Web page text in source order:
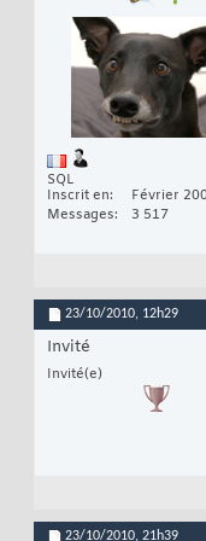
SQL
Inscrit en
Février
Messages
3 517
23/10/2010, 12h29
Invité
Invité(e)
23/10/2010, 21h39